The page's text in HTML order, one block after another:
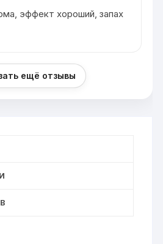
эффект хороший, запах
ещё отзывы